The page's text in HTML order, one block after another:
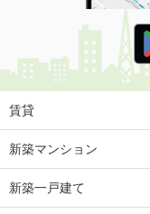
賃貸
新築マンション
新築一戸建て